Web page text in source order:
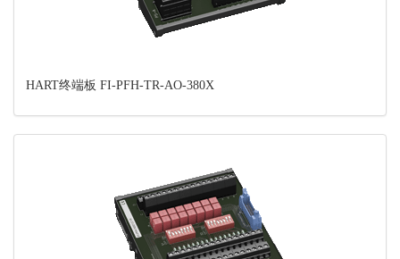
HART终端板 FI-PFH-TR-AO-380X